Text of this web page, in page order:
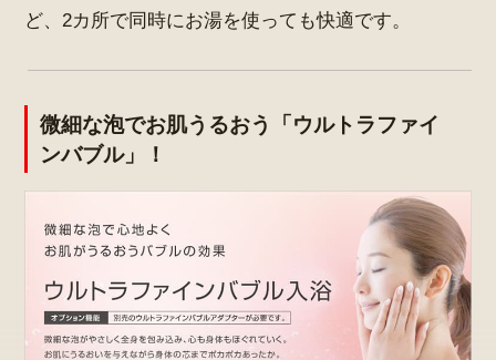
ど、2カ所で同時にお湯を使っても快適です。
微細な泡でお肌うるおう「ウルトラファイ
ンバブル」！